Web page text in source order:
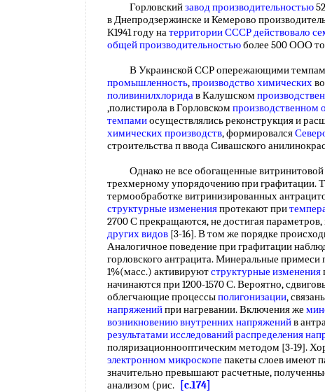
Горловскийзавод производительностью
в Днепродзержинске и Кемерово
К1941 году натерритории СССРдействовало
общей производительностьюболее 500 ООО
В Украинской ССР опережающими темпами
промышленность,производство химических
поливинилхлоридав Калушском
,полистирола в Горловском производственном
темпамиосуществлялись реконструкция и
химических производств, формировался
строительства п ввода Сивашского
Однако не все обогащенные витринитовой
трехмерному упорядочению при графитации.
термообработке витринизированных
структурные измененияпротекают при
2700 С прекращаются, не достигая
других видов [3-16]. В том же порядке
Аналогичное поведение при графитации
горловского антрацита. Минеральные примеси
1%(масс.) активируютструктурные изменения
начинаются при 1200-1570 С. Вероятно,
облегчающие процессыполигонизации,
напряженийпри нагревании. Включения же
возникновению внутренних напряженийв
результатами исследованийраспределения
поляризационнооптическим методом [3-19].
электронном микроскопе пакеты слоев имеют
значительно превышают расчетные,
анализом (рис.
[c.174]